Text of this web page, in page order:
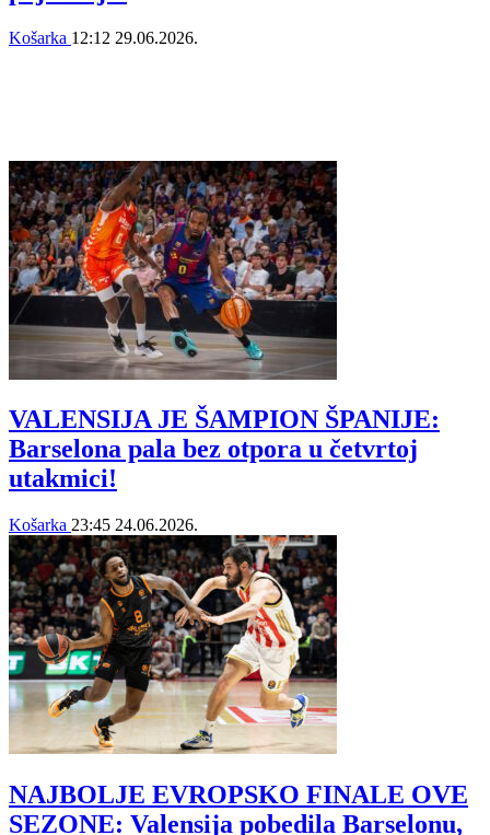
Košarka 12:12 29.06.2026.
VALENSIJA JE ŠAMPION ŠPANIJE:
Barselona pala bez otpora u četvrtoj
utakmici!
Košarka 23:45 24.06.2026.
NAJBOLJE EVROPSKO FINALE OVE
SEZONE: Valensija pobedila Barselonu,